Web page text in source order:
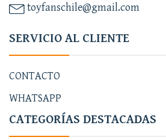
toyfanschile@gmail.com
SERVICIO AL CLIENTE
CONTACTO
WHATSAPP
CATEGORÍAS DESTACADAS